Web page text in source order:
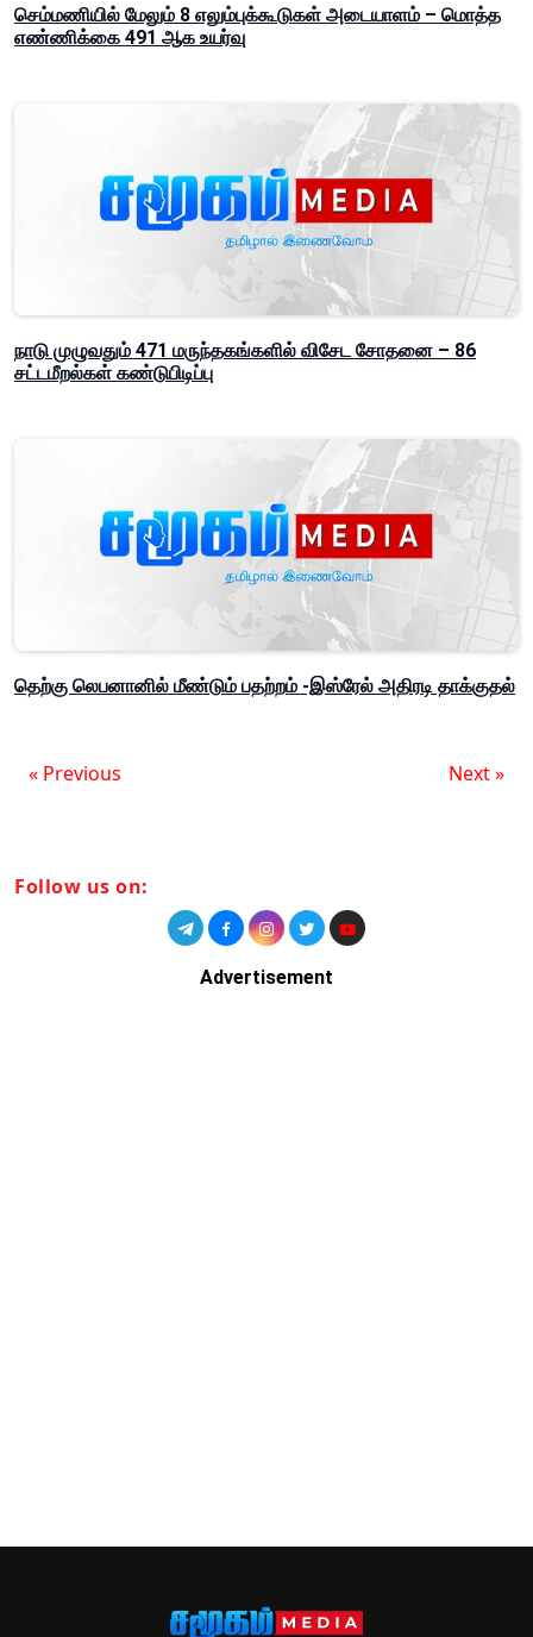
செம்மணியில் மேலும் 8 எலும்புக்கூடுகள் அடையாளம் – மொத்த
எண்ணிக்கை 491 ஆக உயர்வு
நாடு முழுவதும் 471 மருந்தகங்களில் விசேட சோதனை – 86
சட்டமீறல்கள் கண்டுபிடிப்பு
தெற்கு லெபனானில் மீண்டும் பதற்றம் -இஸ்ரேல் அதிரடி தாக்குதல்
« Previous Next »
Follow us on:
Advertisement